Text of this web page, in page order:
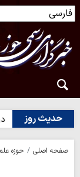
حدیث روز
روز | آغاز درست
صفحه اصلی حوزه